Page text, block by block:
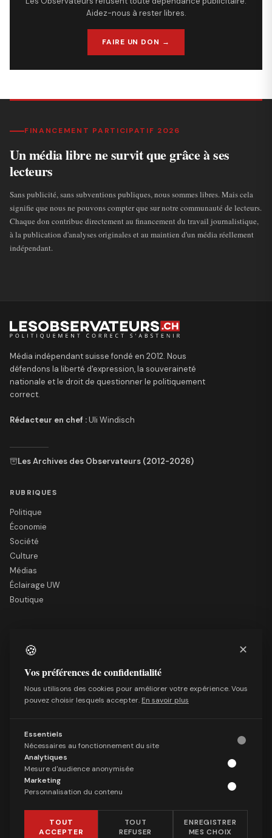
Aidez-nous à rester libres.
FAIRE UN DON →
FINANCEMENT PARTICIPATIF 2026
Un média libre ne survit que grâce à ses
lecteurs
Sans publicité, sans subventions publiques, nous sommes libres. Mais cela
signifie que nous ne pouvons compter que sur notre communauté de lecteurs.
Chaque don contribue directement au financement du travail journalistique,
à la publication d'analyses originales et au maintien d'un média réellement
indépendant.
Média indépendant suisse fondé en 2012. Nous
défendons la liberté d'expression, la souveraineté
nationale et le droit de questionner le politiquement
correct.
Rédacteur en chef :Uli Windisch
Les Archives des Observateurs (2012-2026)
RUBRIQUES
Politique
Économie
Société
Culture
Médias
Éclairage UW
Boutique
Nous soutenir
Qui sommes-nous
Facebook
X (Twitter)
Telegram
🍪 ✕
Vos préférences de confidentialité
Nous utilisons des cookies pour améliorer votre expérience. Vous
pouvez choisir lesquels accepter. En savoir plus
Essentiels
Nécessaires au fonctionnement du site
Analytiques
Mesure d'audience anonymisée
Marketing
Personnalisation du contenu
TOUT
ACCEPTER
TOUT
REFUSER
ENREGISTRER
MES CHOIX